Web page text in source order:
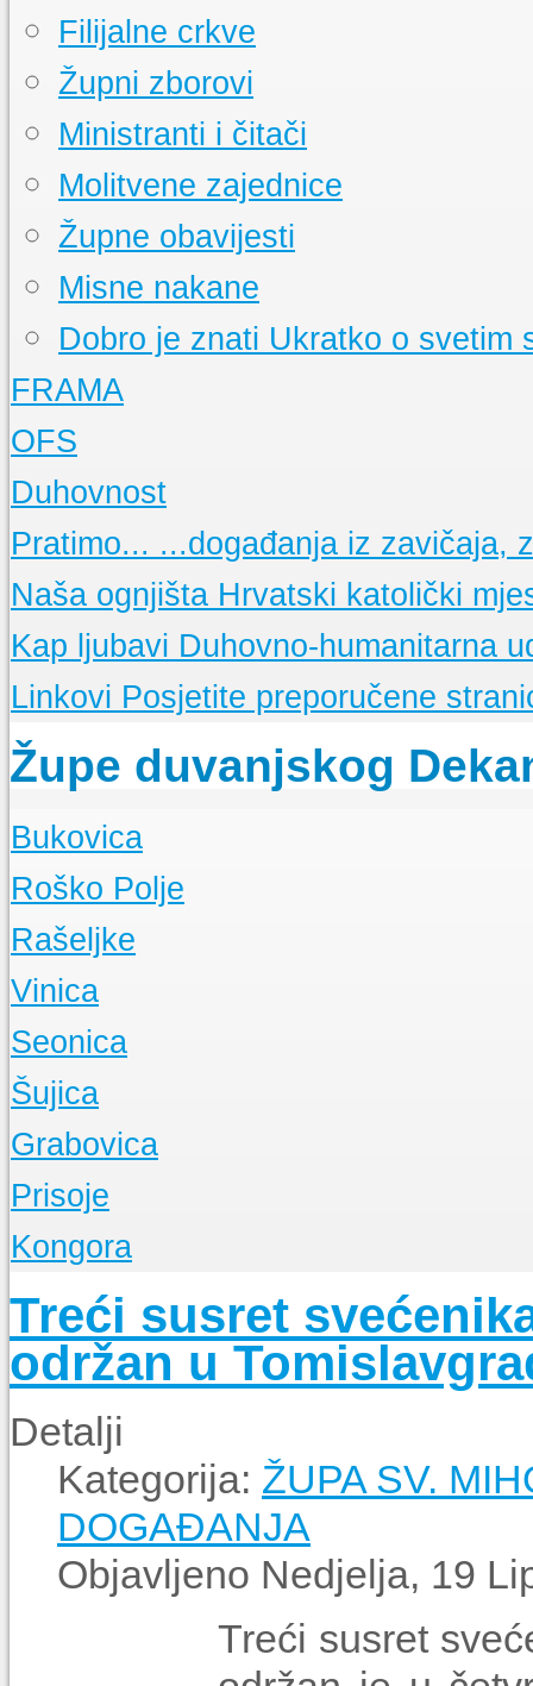
Filijalne crkve
Župni zborovi
Ministranti i čitači
Molitvene zajednice
Župne obavijesti
Misne nakane
Dobro je znati Ukratko o svetim
FRAMA
FRAMA s Vama
Prvi koraci duvanjske FRAME
Glasnici sv. Franje
Nešto o "maloj FRAMI"
La VernaGlasilo framaša iz Tomislavgrada
OFS
Što je OFSUkratko o redu
Duhovnost
Osnovne molitve
Nedjeljne propovijedi
Pratimo... ...događanja iz zavičaja,
Naša ognjišta Hrvatski katolički
Kap ljubavi Duhovno-humanitarna
Linkovi Posjetite preporučene
Župe duvanjskog
Bukovica
O Župi
Događanja
Roško Polje
O Župi
Događanja
Rašeljke
O Župi
Događanja
Vinica
O Župi
Događanja
Seonica
O Župi
Događanja
Šujica
O Župi
Događanja
Grabovica
O Župi
Događanja
Prisoje
Događanja
Kongora
Događanja
Treći susret
održan u
Detalji
Kategorija: ŽUPA SV.
DOGAĐANJA
Objavljeno Nedjelja, 19
Treći susret